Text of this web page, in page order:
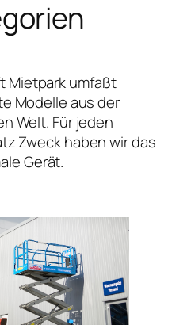
Mietpark umfaßt
Modelle aus der
Welt. Für jeden
Zweck haben wir das
Gerät.